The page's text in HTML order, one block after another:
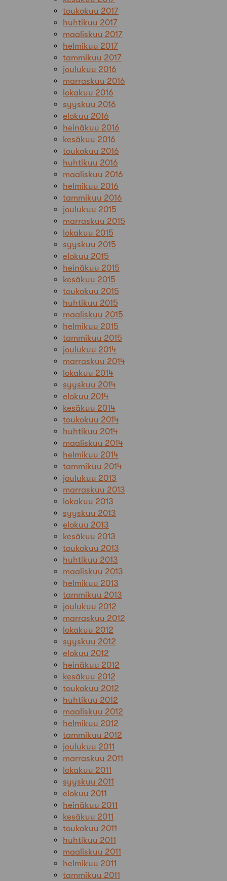
toukokuu 2017
huhtikuu 2017
maaliskuu 2017
helmikuu 2017
tammikuu 2017
joulukuu 2016
marraskuu 2016
lokakuu 2016
syyskuu 2016
elokuu 2016
heinäkuu 2016
kesäkuu 2016
toukokuu 2016
huhtikuu 2016
maaliskuu 2016
helmikuu 2016
tammikuu 2016
joulukuu 2015
marraskuu 2015
lokakuu 2015
syyskuu 2015
elokuu 2015
heinäkuu 2015
kesäkuu 2015
toukokuu 2015
huhtikuu 2015
maaliskuu 2015
helmikuu 2015
tammikuu 2015
joulukuu 2014
marraskuu 2014
lokakuu 2014
syyskuu 2014
elokuu 2014
kesäkuu 2014
toukokuu 2014
huhtikuu 2014
maaliskuu 2014
helmikuu 2014
tammikuu 2014
joulukuu 2013
marraskuu 2013
lokakuu 2013
syyskuu 2013
elokuu 2013
kesäkuu 2013
toukokuu 2013
huhtikuu 2013
maaliskuu 2013
helmikuu 2013
tammikuu 2013
joulukuu 2012
marraskuu 2012
lokakuu 2012
syyskuu 2012
elokuu 2012
heinäkuu 2012
kesäkuu 2012
toukokuu 2012
huhtikuu 2012
maaliskuu 2012
helmikuu 2012
tammikuu 2012
joulukuu 2011
marraskuu 2011
lokakuu 2011
syyskuu 2011
elokuu 2011
heinäkuu 2011
kesäkuu 2011
toukokuu 2011
huhtikuu 2011
maaliskuu 2011
helmikuu 2011
tammikuu 2011